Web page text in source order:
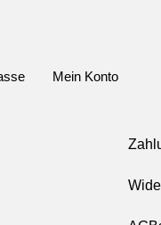
Mein Konto